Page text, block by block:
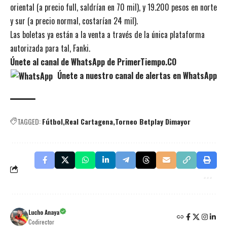
oriental (a precio full, saldrían en 70 mil), y 19.200 pesos en norte
y sur (a precio normal, costarían 24 mil).
Las boletas ya están a la venta a través de la única plataforma
autorizada para tal, Fanki.
Únete al canal de WhatsApp de PrimerTiempo.CO
Únete a nuestro canal de alertas en WhatsApp
TAGGED:Fútbol Real Cartagena Torneo Betplay Dimayor
Lucho Anaya
Codirector